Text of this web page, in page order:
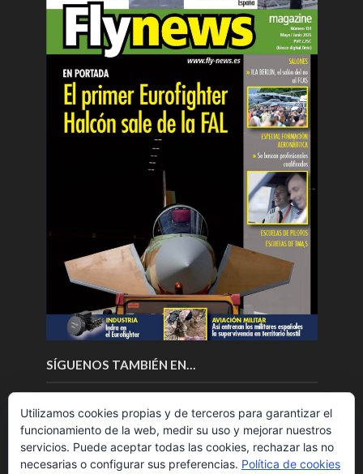
SÍGUENOS TAMBIÉN EN…
Utilizamos cookies propias y de terceros para garantizar el
funcionamiento de la web, medir su uso y mejorar nuestros
servicios. Puede aceptar todas las cookies, rechazar las no
necesarias o configurar sus preferencias. Política de cookies